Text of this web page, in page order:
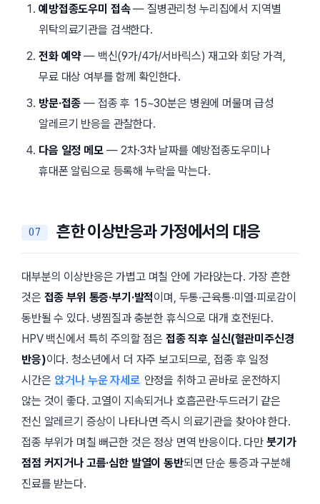
예방접종도우미 접속— 질병관리청 누리집에서 지역별
위탁의료기관을 검색한다.
전화 예약— 백신(9가/4가/서바릭스) 재고와 회당 가격,
무료 대상 여부를 함께 확인한다.
방문·접종 — 접종 후 15~30분은 병원에 머물며 급성
알레르기 반응을 관찰한다.
다음 일정 메모— 2차·3차 날짜를 예방접종도우미나
휴대폰 알림으로 등록해 누락을 막는다.
흔한 이상반응과 가정에서의 대응
대부분의 이상반응은 가볍고 며칠 안에 가라앉는다. 가장 흔한
것은 접종 부위 통증·부기·발적이며, 두통·근육통·미열·피로감이
동반될 수 있다. 냉찜질과 충분한 휴식으로 대개 호전된다.
HPV 백신에서 특히 주의할 점은 접종 직후 실신(혈관미주신경
반응)이다. 청소년에서 더 자주 보고되므로, 접종 후 일정
시간은 앉거나 누운 자세로 안정을 취하고 곧바로 운전하지
않는 것이 좋다. 고열이 지속되거나 호흡곤란·두드러기 같은
전신 알레르기 증상이 나타나면 즉시 의료기관을 찾아야 한다.
접종 부위가 며칠 뻐근한 것은 정상 면역 반응이다. 다만 붓기가
점점 커지거나 고름·심한 발열이 동반되면 단순 통증과 구분해
진료를 받는다.